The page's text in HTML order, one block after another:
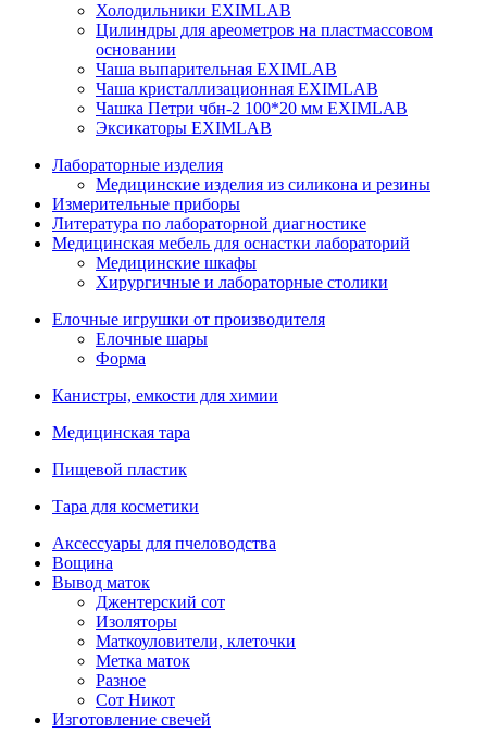
Холодильники EXIMLAB
Цилиндры для ареометров на пластмассовом
основании
Чаша выпарительная EXIMLAB
Чаша кристаллизационная EXIMLAB
Чашка Петри чбн-2 100*20 мм EXIMLAB
Эксикаторы EXIMLAB
Лабораторные изделия
Медицинские изделия из силикона и резины
Измерительные приборы
Литература по лабораторной диагностике
Медицинская мебель для оснастки лабораторий
Медицинские шкафы
Хирургичные и лабораторные столики
Елочные игрушки от производителя
Елочные шары
Форма
Канистры, емкости для химии
Медицинская тара
Пищевой пластик
Тара для косметики
Аксессуары для пчеловодства
Вощина
Вывод маток
Джентерский сот
Изоляторы
Маткоуловители, клеточки
Метка маток
Разное
Сот Никот
Изготовление свечей